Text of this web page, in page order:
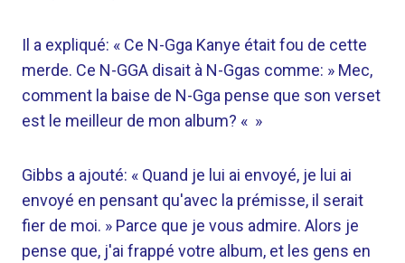
Il a expliqué: « Ce N-Gga Kanye était fou de cette
merde. Ce N-GGA disait à N-Ggas comme: » Mec,
comment la baise de N-Gga pense que son verset
est le meilleur de mon album? « »
Gibbs a ajouté: « Quand je lui ai envoyé, je lui ai
envoyé en pensant qu'avec la prémisse, il serait
fier de moi. » Parce que je vous admire. Alors je
pense que, j'ai frappé votre album, et les gens en